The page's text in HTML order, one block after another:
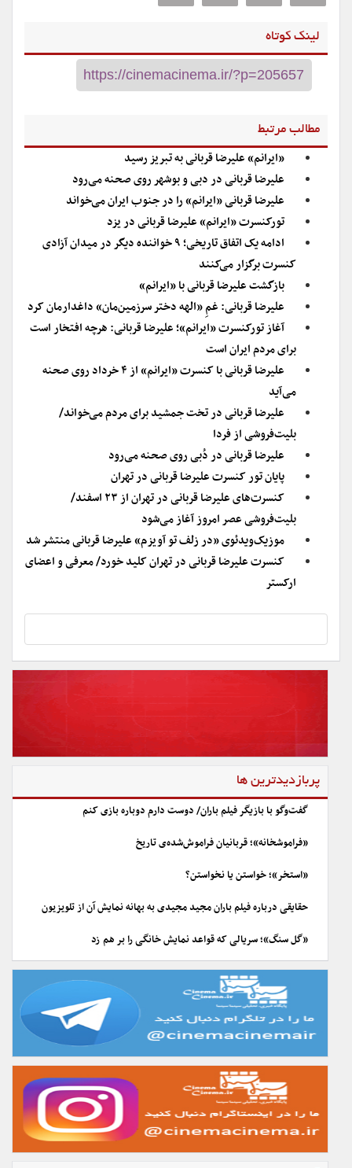
لینک کوتاه
مطالب مرتبط
«ایرانم» علیرضا قربانی به تبریز رسید
علیرضا قربانی در دبی و بوشهر روی صحنه می‌رود
علیرضا قربانی «ایرانم» را در جنوب ایران می‌خواند
تورکنسرت «ایرانم» علیرضا قربانی در یزد
ادامه یک اتفاق تاریخی؛ ۹ خواننده دیگر در میدان آزادی
کنسرت برگزار می‌کنند
بازگشت علیرضا قربانی با «ایرانم»
علیرضا قربانی: غمِ «الهه دختر سرزمین‌مان» داغدارمان کرد
آغاز تورکنسرت «ایرانم»؛ علیرضا قربانی: هرچه افتخار است
برای مردم ایران است
علیرضا قربانی با کنسرت «ایرانم» از ۴ خرداد روی صحنه
می‌آید
علیرضا قربانی در تخت جمشید برای مردم می‌خواند/
بلیت‌فروشی از فردا
علیرضا قربانی در دُبی روی صحنه می‌رود
پایان تور کنسرت علیرضا قربانی در تهران
کنسرت‌های علیرضا قربانی در تهران از ۲۳ اسفند/
بلیت‌فروشی عصر امروز آغاز می‌شود
موزیک‌ویدئوی «در زلف تو آویزم» علیرضا قربانی منتشر شد
کنسرت علیرضا قربانی در تهران کلید خورد/ معرفی و اعضای
ارکستر
پربازدیدترین ها
گفت‌وگو با بازیگر فیلم باران/ دوست دارم دوباره بازی کنم
«فراموشخانه»؛ قربانیان فراموش‌شده‌ی تاریخ
«استخر»؛ خواستن یا نخواستن؟
حقایقی درباره فیلم باران مجید مجیدی به بهانه نمایش آن از تلویزیون
«گل سنگ»؛ سریالی که قواعد نمایش خانگی را بر هم زد